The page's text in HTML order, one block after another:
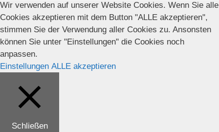
Wir verwenden auf unserer Website Cookies. Wenn Sie alle
Cookies akzeptieren mit dem Button "ALLE akzeptieren",
stimmen Sie der Verwendung aller Cookies zu. Ansonsten
können Sie unter "Einstellungen" die Cookies noch
anpassen.
Einstellungen ALLE akzeptieren
Schließen